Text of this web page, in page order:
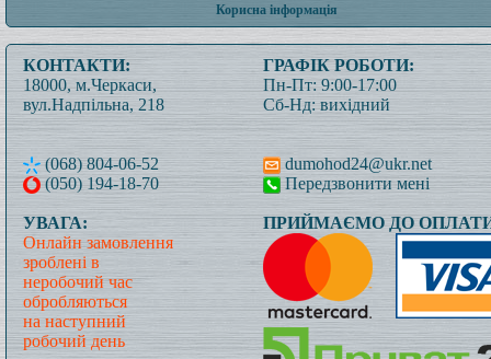
Корисна інформація
КОНТАКТИ:
18000, м.Черкаси,
вул.Надпільна, 218
(068) 804-06-52
(050) 194-18-70
ГРАФІК РОБОТИ:
Пн-Пт: 9:00-17:00
Сб-Нд: вихідний
dumohod24@ukr.net
Передзвонити мені
УВАГА:
Онлайн замовлення
зроблені в
неробочий час
обробляються
на наступний
робочий день
ПРИЙМАЄМО ДО